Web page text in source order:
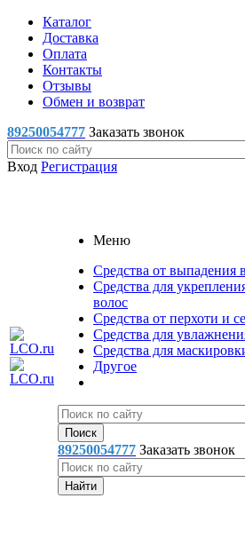
Каталог
Доставка
Оплата
Контакты
Отзывы
Обмен и возврат
89250054777 Заказать звонок
Вход Регистрация
Меню
Средства от выпадения
Средства для
волос
Средства от перхоти и
Средства для
Средства для
Другое
89250054777 Заказать звонок